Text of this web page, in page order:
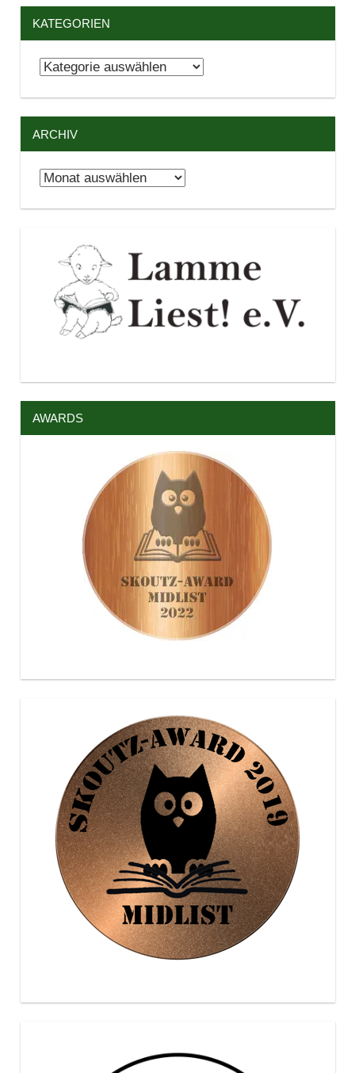
KATEGORIEN
Kategorien
ARCHIV
Archiv
AWARDS